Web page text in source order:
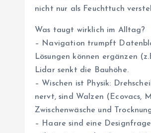
nicht nur als Feuchttuch
Was taugt wirklich im Alltag?
– Navigation trumpft
Lösungen können ergänzen
Lidar senkt die Bauhöhe.
– Wischen ist Physik:
nervt, sind Walzen (Ecovacs,
Zwischenwäsche und
– Haare sind eine